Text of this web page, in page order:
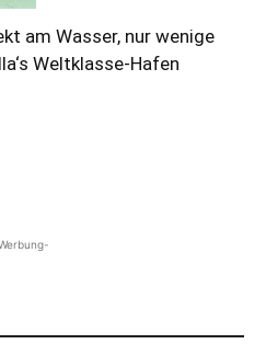
am Wasser, nur wenige
Weltklasse-Hafen